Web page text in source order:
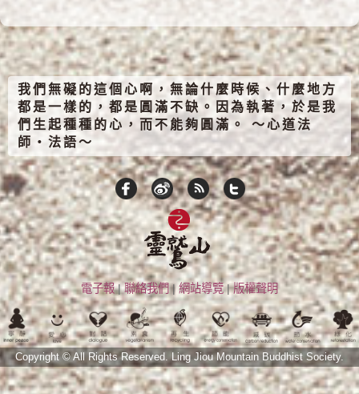
我們無礙的這個心啊，無論什麼時候、什麼地方
都是一樣的，都是圓滿不缺。因為執著，於是我
們生起種種的心，而不能夠圓滿。 ～心道法
師‧法語～
電子報|聯絡我們|網站導覽|版權聲明
Copyright © All Rights Reserved.Ling Jiou Mountain Buddhist Society.